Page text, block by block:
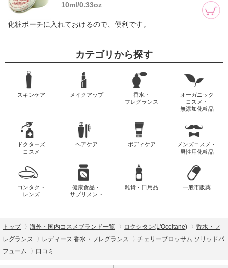
10ml/0.33oz
化粧ポーチに入れておけるので、便利です。
カテゴリから探す
スキンケア メイクアップ
香水・
フレグランス
オーガニック
コスメ・
無添加化粧品
ドクターズ
コスメ
ヘアケア ボディケア
メンズコスメ・
男性用化粧品
コンタクト
レンズ
健康食品・
サプリメント
雑貨・日用品 一般市販薬
トップ 海外・国内コスメブランド一覧 ロクシタン(L'Occitane)
香水・フ
レグランス
レディース 香水・フレグランス
チェリーブロッサム ソリッドパ
フューム
口コミ